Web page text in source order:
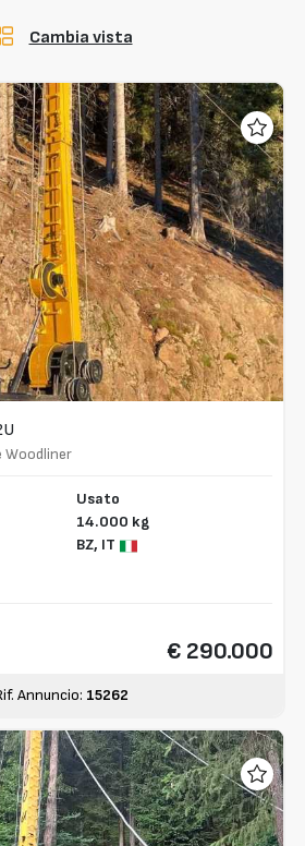
Cambia vista
Woodliner
Usato
14.000 kg
BZ, IT
€ 290.000
Annuncio: 15262